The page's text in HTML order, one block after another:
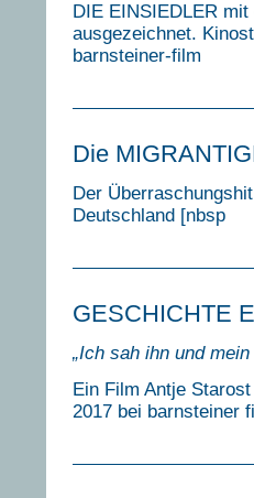
DIE EINSIEDLER
ausgezeichnet.
barnsteiner-film
Die
Der
Deutschland [nbsp
GESCHICHTE
„Ich sah ihn und
Ein Film Antje
2017 bei barnsteiner